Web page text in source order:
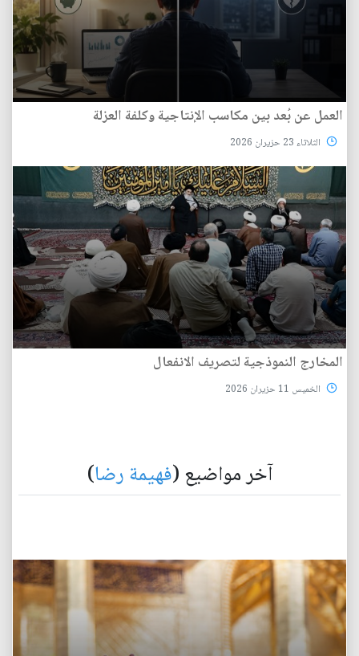
العمل عن بُعد بين مكاسب الإنتاجية وكلفة العزلة
الثلاثاء 23 حزيران 2026
المخارج النموذجية لتصريف الانفعال
الخميس 11 حزيران 2026
آخر مواضيع (فهيمة رضا)